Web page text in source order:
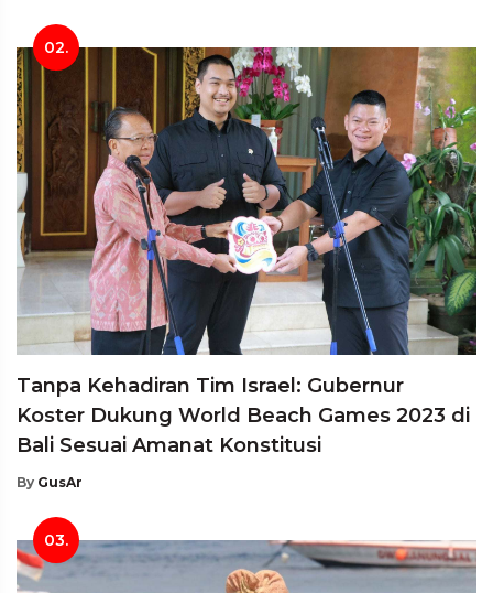
02.
Tanpa Kehadiran Tim Israel: Gubernur
Koster Dukung World Beach Games 2023 di
Bali Sesuai Amanat Konstitusi
By GusAr
03.